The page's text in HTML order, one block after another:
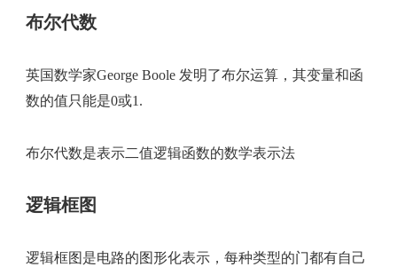
布尔代数
英国数学家George Boole 发明了布尔运算，其变量和函
数的值只能是0或1.
布尔代数是表示二值逻辑函数的数学表示法
逻辑框图
逻辑框图是电路的图形化表示，每种类型的门都有自己